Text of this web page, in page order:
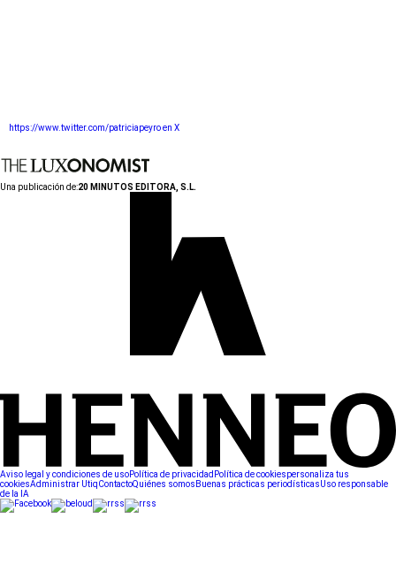
https://www.twitter.com/patriciapeyro en X
Una publicación de:20 MINUTOS EDITORA, S.L.
Aviso legal y condiciones de usoPolítica de privacidad Política de cookiespersonaliza tus
cookiesAdministrar UtiqContactoQuiénes somos Buenas prácticas periodísticasUso responsable
de la IA